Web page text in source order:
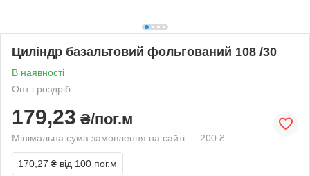
Циліндр базальтовий фольгований 108 /30
В наявності
Опт і роздріб
179,23 ₴/пог.м
Мінімальна сума замовлення на сайті — 200 ₴
170,27 ₴ від 100 пог.м